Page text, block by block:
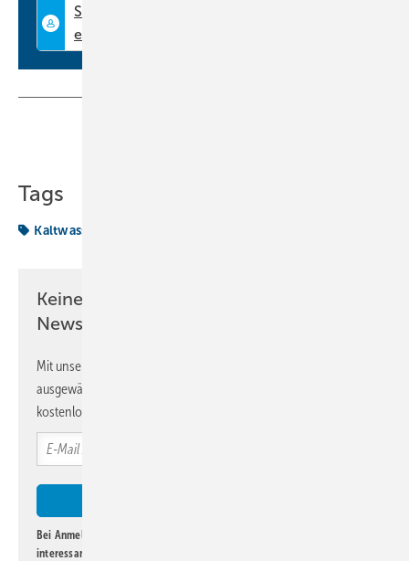
Tags
Kaltwassersätze
Keine Zeit? Kein Problem mit dem KK
Newsletter!
Mit unserem Newsletter erhalten Sie regelmäßig von uns
ausgewählte Informationen und Neuigkeiten, gebündelt und
kostenlos direkt ins Postfach.
Bei Anmeldung zu diesem Newsletter bin ich damit einverstanden, über
interessante Verlags- und Online-Angebote